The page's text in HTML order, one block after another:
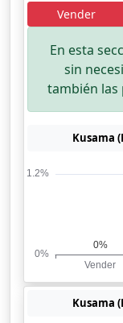
Vender
En esta
sin
también las
Kusama
Kusama